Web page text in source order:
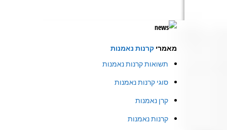
מאמרי קרנות נאמנות
תשואות קרנות נאמנות
סוגי קרנות נאמנות
קרן נאמנות
קרנות נאמנות